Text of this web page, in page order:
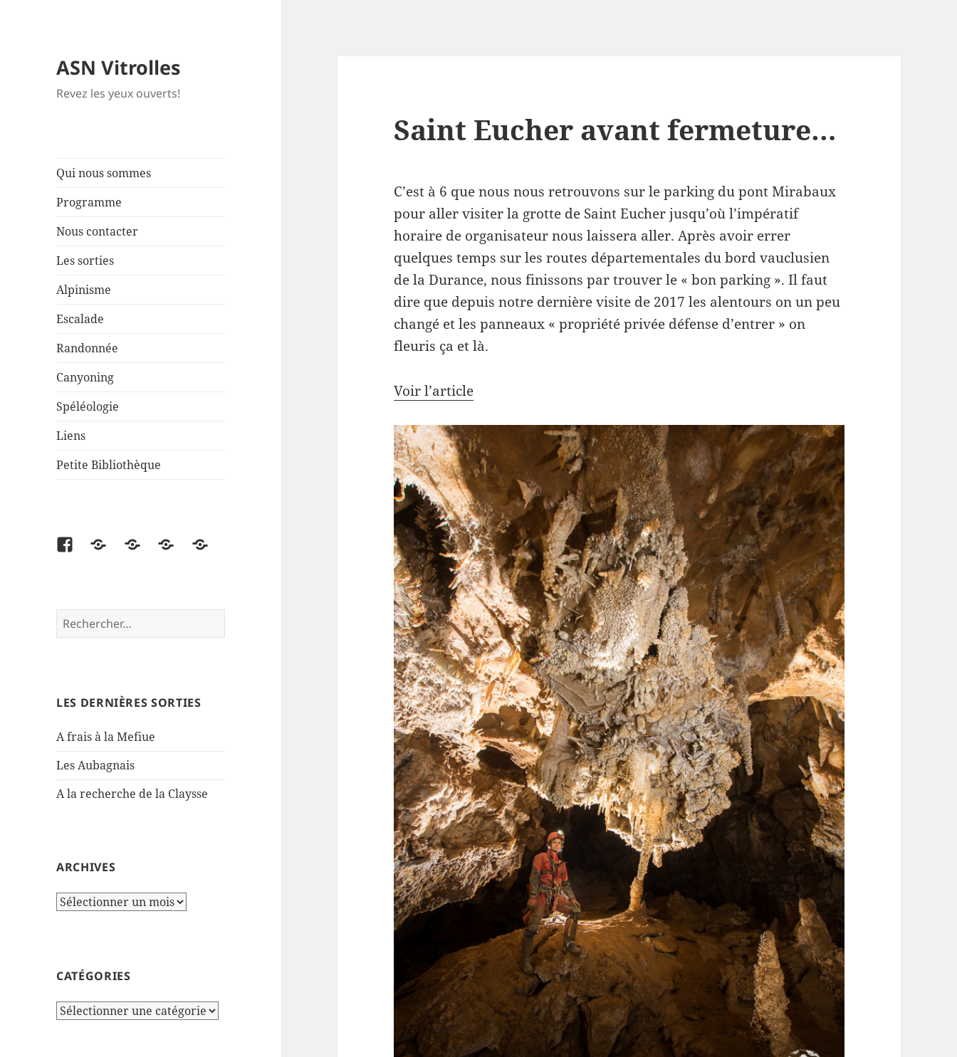
ASN Vitrolles
Revez les yeux ouverts!
Qui nous sommes
Programme
Nous contacter
Les sorties
Alpinisme
Escalade
Randonnée
Canyoning
Spéléologie
Liens
Petite Bibliothèque
FacebookPartenaire
Liens CartesPetite
Rechercher :
LES DERNIÈRES SORTIES
A frais à la Mefiue
Les Aubagnais
A la recherche de la Claysse
ARCHIVES
Archives
CATÉGORIES
Catégories
Saint Eucher avant fermeture…
C’est à 6 que nous nous retrouvons sur le parking du pont Mirabaux
pour aller visiter la grotte de Saint Eucher jusqu’où l’impératif
horaire de organisateur nous laissera aller. Après avoir errer
quelques temps sur les routes départementales du bord vauclusien
de la Durance, nous finissons par trouver le « bon parking ». Il faut
dire que depuis notre dernière visite de 2017 les alentours on un peu
changé et les panneaux « propriété privée défense d’entrer » on
fleuris ça et là.
Voir l’article